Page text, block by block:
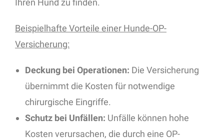
Ihren Hund zu finden.
Beispielhafte Vorteile einer Hunde-OP-
Versicherung:
Deckung bei Operationen: Die Versicherung
übernimmt die Kosten für notwendige
chirurgische Eingriffe.
Schutz bei Unfällen: Unfälle können hohe
Kosten verursachen, die durch eine OP-